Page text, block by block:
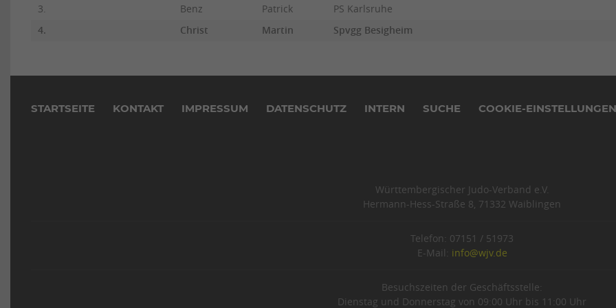
3. Benz Patrick
PS Karlsruhe
4.
Christ Martin Spvgg Besigheim
STARTSEITE KONTAKT IMPRESSUM DATENSCHUTZ INTERN SUCHE COOKIE-EINSTELLUNGEN
Württembergischer Judo-Verband e.V.
Hermann-Hess-Straße 8, 71332 Waiblingen
Telefon: 07151 / 51973
E-Mail: info@wjv.de
Besuchszeiten der Geschäftsstelle:
Dienstag und Donnerstag von 09:00 Uhr bis 11:00 Uhr